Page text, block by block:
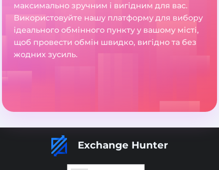
максимально зручним і вигідним для вас.
Використовуйте нашу платформу для вибору
ідеального обмінного пункту у вашому місті,
щоб провести обмін швидко, вигідно та без
жодних зусиль.
Exchange Hunter